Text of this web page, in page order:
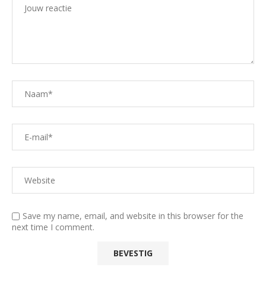
Save my name, email, and website in this browser for the
next time I comment.